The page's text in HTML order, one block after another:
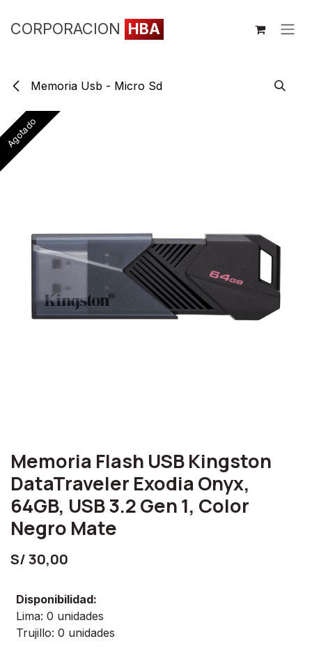
CORPORACION HBA
Memoria Usb - Micro Sd
Agotado
Memoria Flash USB Kingston
DataTraveler Exodia Onyx,
64GB, USB 3.2 Gen 1, Color
Negro Mate
S/30,00
Disponibilidad:
Lima: 0 unidades
Trujillo: 0 unidades